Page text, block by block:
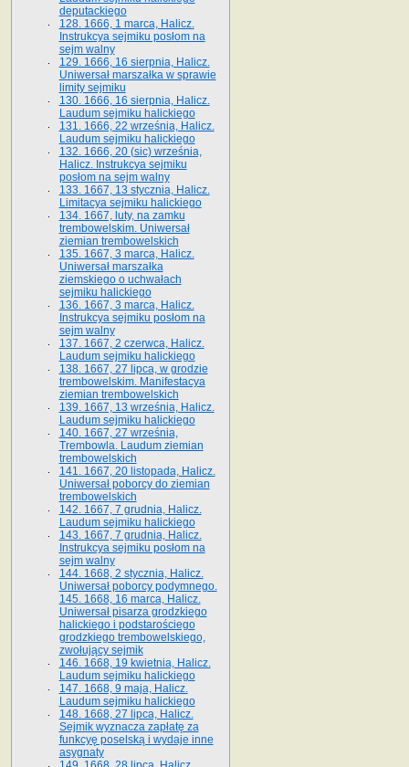
deputackiego
128. 1666, 1 marca, Halicz.
Instrukcya sejmiku posłom na
sejm walny
129. 1666, 16 sierpnia, Halicz.
Uniwersał marszałka w sprawie
limity sejmiku
130. 1666, 16 sierpnia, Halicz.
Laudum sejmiku halickiego
131. 1666, 22 września, Halicz.
Laudum sejmiku halickiego
132. 1666, 20 (sic) września,
Halicz. Instrukcya sejmiku
posłom na sejm walny
133. 1667, 13 stycznia, Halicz.
Limitacya sejmiku halickiego
134. 1667, luty, na zamku
trembowelskim. Uniwersał
ziemian trembowelskich
135. 1667, 3 marca, Halicz.
Uniwersał marszałka
ziemskiego o uchwałach
sejmiku halickiego
136. 1667, 3 marca, Halicz.
Instrukcya sejmiku posłom na
sejm walny
137. 1667, 2 czerwca, Halicz.
Laudum sejmiku halickiego
138. 1667, 27 lipca, w grodzie
trembowelskim. Manifestacya
ziemian trembowelskich
139. 1667, 13 września, Halicz.
Laudum sejmiku halickiego
140. 1667, 27 września,
Trembowla. Laudum ziemian
trembowelskich
141. 1667, 20 listopada, Halicz.
Uniwersał poborcy do ziemian
trembowelskich
142. 1667, 7 grudnia, Halicz.
Laudum sejmiku halickiego
143. 1667, 7 grudnia, Halicz.
Instrukcya sejmiku posłom na
sejm walny
144. 1668, 2 stycznia, Halicz.
Uniwersał poborcy podymnego.
145. 1668, 16 marca, Halicz.
Uniwersał pisarza grodzkiego
halickiego i podstarościego
grodzkiego trembowelskiego,
zwołujący sejmik
146. 1668, 19 kwietnia, Halicz.
Laudum sejmiku halickiego
147. 1668, 9 maja, Halicz.
Laudum sejmiku halickiego
148. 1668, 27 lipca, Halicz.
Sejmik wyznacza zapłatę za
funkcyę poselską i wydaje inne
asygnaty